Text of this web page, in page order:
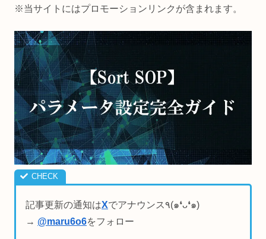
※当サイトにはプロモーションリンクが含まれます。
記事更新の通知はX
でアナウンス٩(๑❛ᴗ❛๑)
→ @maru6o6をフォロー